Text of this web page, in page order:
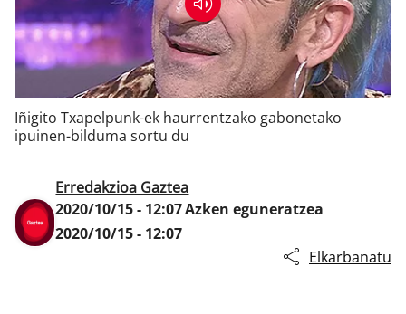
Klisk
Iñigito Txapelpunk-ek haurrentzako gabonetako
ipuinen-bilduma sortu du
Erredakzioa Gaztea
2020/10/15 - 12:07Azken eguneratzea
2020/10/15 - 12:07
Elkarbanatu